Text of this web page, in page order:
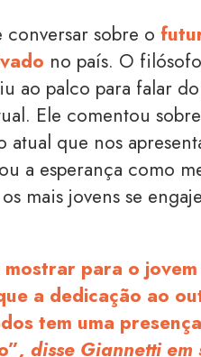
conversar sobre o
no país. O
ao palco para falar
Ele comentou
que nos
a esperança como
mais jovens se
para o
a dedicação ao
tem uma
, disse Giannetti